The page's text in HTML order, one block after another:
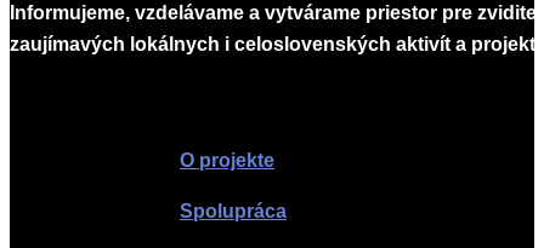
Informujeme, vzdelávame a vytvárame priestor pre
zaujímavých lokálnych i celoslovenských aktivít a
O projekte
Spolupráca